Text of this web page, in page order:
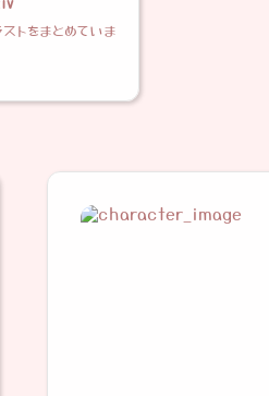
ストをまとめていま